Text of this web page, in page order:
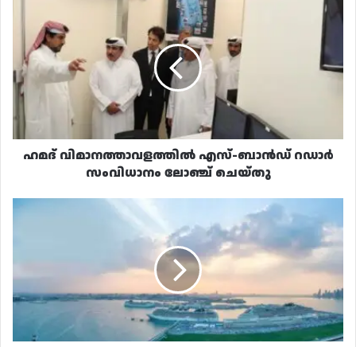
വിമാനത്താവളത്തിൽ
എസ്-
ബാൻഡ്
റഡാർ
സംവിധാനം
ലോഞ്ച്
ചെയ്തു
ഹമദ് വിമാനത്താവളത്തിൽ എസ്-ബാൻഡ് റഡാർ
സംവിധാനം ലോഞ്ച് ചെയ്തു
ടൂറിസ്റ്റുകളുടെ